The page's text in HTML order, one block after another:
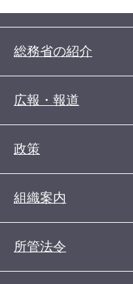
総務省の紹介
広報・報道
政策
組織案内
所管法令